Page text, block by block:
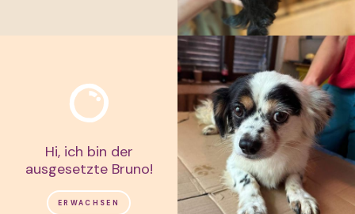
Hi, ich bin der
ausgesetzte Bruno!
ERWACHSEN